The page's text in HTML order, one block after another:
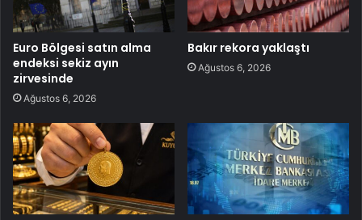
Euro Bölgesi satın alma
endeksi sekiz ayın
zirvesinde
Ağustos 6, 2026
Bakır rekora yaklaştı
Ağustos 6, 2026